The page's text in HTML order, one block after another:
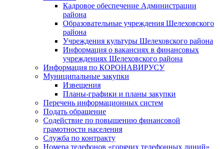
Кадровое обеспечение Администрации
района
Образовательные учреждения Шелеховского
района
Учреждения культуры Шелеховского района
Информация о вакансиях в финансовых
учреждениях Шелеховского района
Информация по КОРОНАВИРУСУ
Муниципальные закупки
Извещения
Планы-графики и планы закупки
Перечень информационных систем
Подать обращение
Содействие по повышению финансовой
грамотности населения
Служба по контракту
Номера телефонов «горячих телефонных линий»